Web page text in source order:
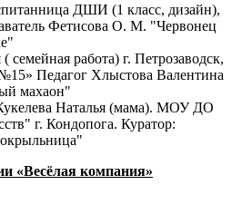
ДШИ (1 класс, дизайн),
Фетисова О. М. "Червонец
работа) г. Петрозаводск,
Педагог Хлыстова Валентина
махаон"
Наталья (мама). МОУ ДО
г. Кондопога. Куратор:
«Весёлая компания»